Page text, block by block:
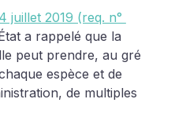
juillet 2019 (req. n°
a rappelé que la
peut prendre, au gré
espèce et de
de multiples